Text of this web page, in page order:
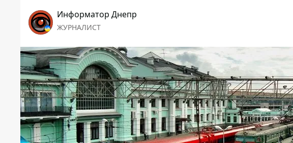
Информатор Днепр
ЖУРНАЛИСТ